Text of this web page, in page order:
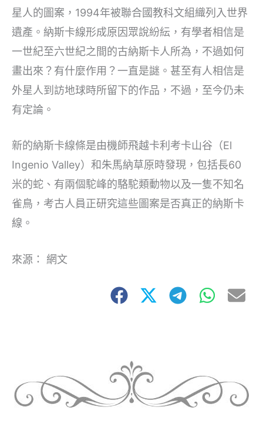
星人的圖案，1994年被聯合國教科文組織列入世界
遺產。納斯卡線形成原因眾說紛紜，有學者相信是
一世紀至六世紀之間的古納斯卡人所為，不過如何
畫出來？有什麼作用？一直是謎。甚至有人相信是
外星人到訪地球時所留下的作品，不過，至今仍未
有定論。
新的納斯卡線條是由機師飛越卡利考卡山谷（El
Ingenio Valley）和朱馬納草原時發現，包括長60
米的蛇、有兩個駝峰的駱駝類動物以及一隻不知名
雀鳥，考古人員正研究這些圖案是否真正的納斯卡
線。
來源： 網文